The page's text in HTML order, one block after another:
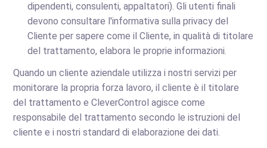
dipendenti, consulenti, appaltatori). Gli utenti finali
devono consultare l'informativa sulla privacy del
Cliente per sapere come il Cliente, in qualità di titolare
del trattamento, elabora le proprie informazioni.
Quando un cliente aziendale utilizza i nostri servizi per
monitorare la propria forza lavoro, il cliente è il titolare
del trattamento e CleverControl agisce come
responsabile del trattamento secondo le istruzioni del
cliente e i nostri standard di elaborazione dei dati.